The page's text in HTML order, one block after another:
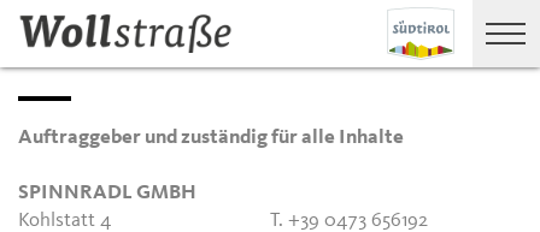
Auftraggeber und zuständig für alle Inhalte
SPINNRADL GMBH
Kohlstatt 4
T. +39 0473 656192